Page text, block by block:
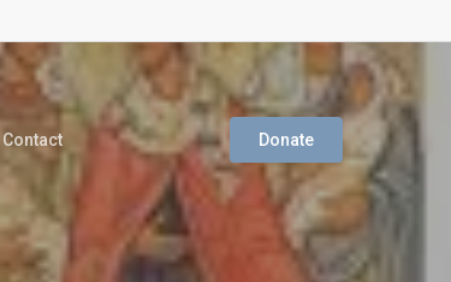
Contact Donate